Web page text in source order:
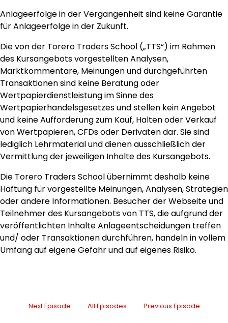
Anlageerfolge in der Vergangenheit sind keine Garantie
für Anlageerfolge in der Zukunft.
Die von der Torero Traders School („TTS“) im Rahmen
des Kursangebots vorgestellten Analysen,
Marktkommentare, Meinungen und durchgeführten
Transaktionen sind keine Beratung oder
Wertpapierdienstleistung im Sinne des
Wertpapierhandelsgesetzes und stellen kein Angebot
und keine Aufforderung zum Kauf, Halten oder Verkauf
von Wertpapieren, CFDs oder Derivaten dar. Sie sind
lediglich Lehrmaterial und dienen ausschließlich der
Vermittlung der jeweiligen Inhalte des Kursangebots.
Die Torero Traders School übernimmt deshalb keine
Haftung für vorgestellte Meinungen, Analysen, Strategien
oder andere Informationen. Besucher der Webseite und
Teilnehmer des Kursangebots von TTS, die aufgrund der
veröffentlichten Inhalte Anlageentscheidungen treffen
und/ oder Transaktionen durchführen, handeln in vollem
Umfang auf eigene Gefahr und auf eigenes Risiko.
Next Episode All Episodes Previous Episode